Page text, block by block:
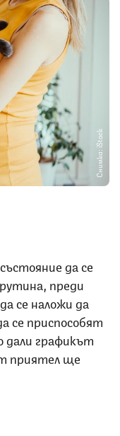
Снимка: iStock
да се
преди
се наложи да
се приспособят
графикът
приятел ще